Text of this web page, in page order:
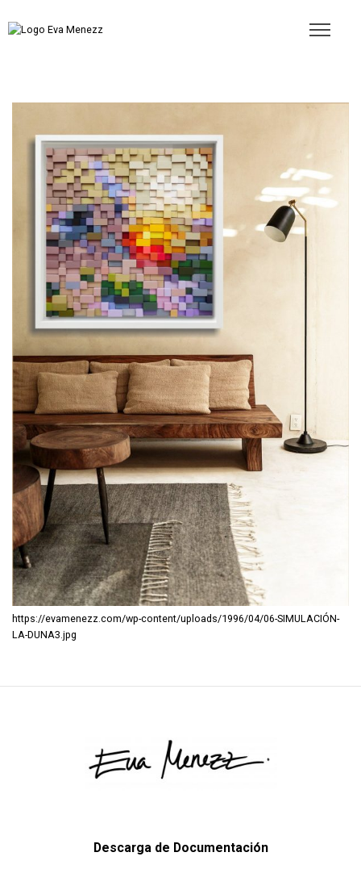
https://evamenezz.com/wp-content/uploads/1996/04/06-SIMULACIÓN-
LA-DUNA3.jpg
Descarga de Documentación